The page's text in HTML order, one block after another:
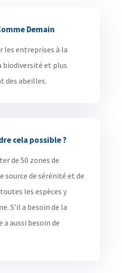
Demain
les entreprisesà la
biodiversité et plus
des abeilles.
cela possible ?
de 50 zones de
source de sérénité et de
les espèces y
S’il a besoin de la
aussi besoin de